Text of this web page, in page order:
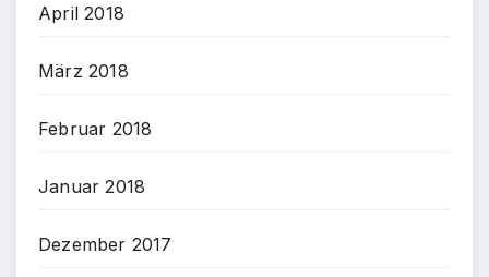
April 2018
März 2018
Februar 2018
Januar 2018
Dezember 2017